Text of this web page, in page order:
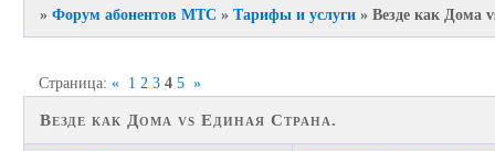
»Форум абонентов МТС »Тарифы и услуги »Везде как Дома
Везде как Дома vs Единая Страна.
Страница:« 1 2 3 4 5 »